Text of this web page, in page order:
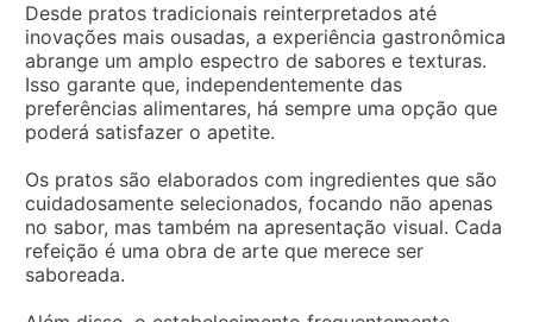
Desde pratos tradicionais reinterpretados até
inovações mais ousadas, a experiência gastronômica
abrange um amplo espectro de sabores e texturas.
Isso garante que, independentemente das
preferências alimentares, há sempre uma opção que
poderá satisfazer o apetite.
Os pratos são elaborados com ingredientes que são
cuidadosamente selecionados, focando não apenas
no sabor, mas também na apresentação visual. Cada
refeição é uma obra de arte que merece ser
saboreada.